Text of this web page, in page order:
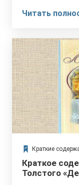
Читать
Краткие
Краткое
Толстого